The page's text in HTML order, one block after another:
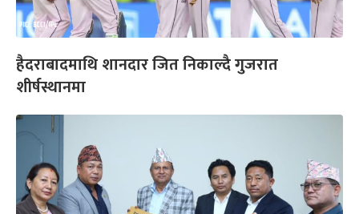
हैदराबादमाथि शानदार जित निकाल्दै गुजरात
शीर्षस्थानमा